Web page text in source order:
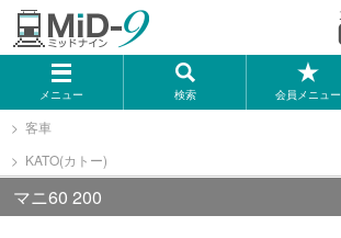
メニュー 検索 会員メニュー
メーカー一覧
TOMIX
KATO
客車
KATO(カトー)
マニ60 200